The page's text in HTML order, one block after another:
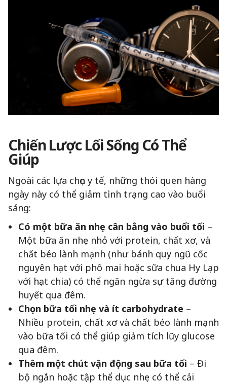
Chiến Lược Lối Sống Có Thể
Giúp
Ngoài các lựa chọn y tế, những thói quen hàng
ngày này có thể giảm tình trạng cao vào buổi
sáng:
Có một bữa ăn nhẹ cân bằng vào buổi tối –
Một bữa ăn nhẹ nhỏ với protein, chất xơ, và
chất béo lành mạnh (như bánh quy ngũ cốc
nguyên hạt với phô mai hoặc sữa chua Hy Lạp
với hạt chia) có thể ngăn ngừa sự tăng đường
huyết qua đêm.
Chọn bữa tối nhẹ và ít carbohydrate –
Nhiều protein, chất xơ và chất béo lành mạnh
vào bữa tối có thể giúp giảm tích lũy glucose
qua đêm.
Thêm một chút vận động sau bữa tối – Đi
bộ ngắn hoặc tập thể dục nhẹ có thể cải